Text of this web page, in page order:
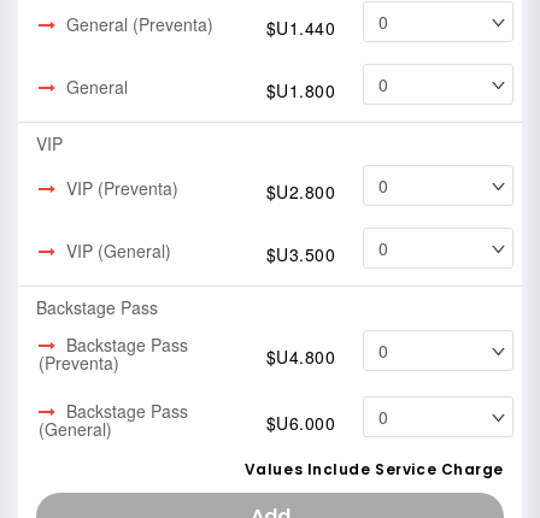
General (Preventa)
$U1.440
General $U1.800
VIP
VIP (Preventa)
$U2.800
VIP (General) $U3.500
Backstage Pass
Backstage Pass
(Preventa) $U4.800
Backstage Pass
(General) $U6.000
Values Include Service Charge